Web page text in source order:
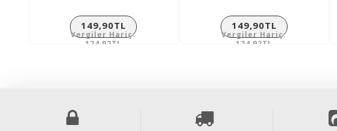
149,90TL
Vergiler Hariç:
124,92TL
149,90TL
Vergiler Hariç:
124,92TL